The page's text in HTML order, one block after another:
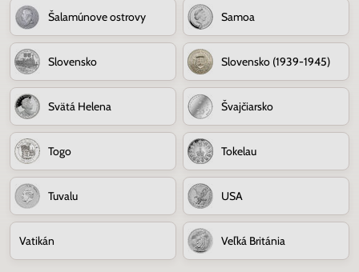
Šalamúnove ostrovy Samoa
Slovensko Slovensko (1939-1945)
Svätá Helena Švajčiarsko
Togo Tokelau
Tuvalu USA
Vatikán Veľká Británia